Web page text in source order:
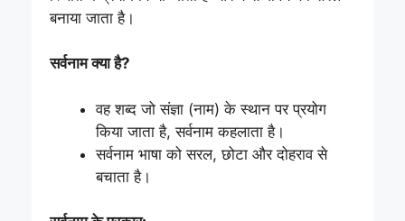
बनाया जाता है।
सर्वनाम क्या है?
वह शब्द जो संज्ञा (नाम) के स्थान पर प्रयोग
किया जाता है, सर्वनाम कहलाता है।
सर्वनाम भाषा को सरल, छोटा और दोहराव से
बचाता है।